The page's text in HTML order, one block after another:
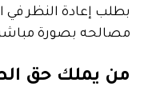
بطلب إعادة النظر في
مصالحه بصورة
من يملك حق